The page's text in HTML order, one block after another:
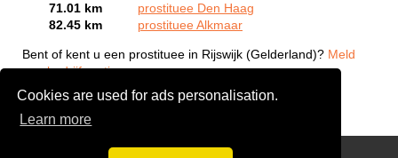
Cookies are used for ads personalisation.
Learn more
71.01 km
prostituee Den Haag
82.45 km
prostituee Alkmaar
Bent of kent u een prostituee in Rijswijk (Gelderland)? Meld
een bedrijf gratis aan